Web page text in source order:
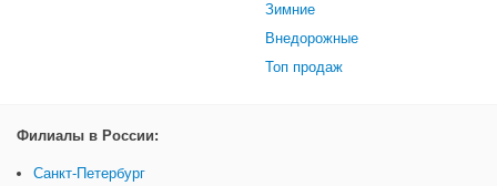
Зимние
Внедорожные
Топ продаж
Филиалы в России:
Санкт-Петербург